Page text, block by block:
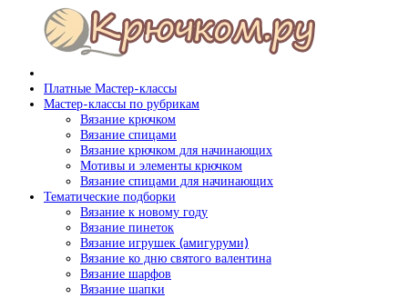
Платные Мастер-классы
Мастер-классы по рубрикам
Вязание крючком
Вязание спицами
Вязание крючком для начинающих
Мотивы и элементы крючком
Вязание спицами для начинающих
Тематические подборки
Вязание к новому году
Вязание пинеток
Вязание игрушек (амигуруми)
Вязание ко дню святого валентина
Вязание шарфов
Вязание шапки